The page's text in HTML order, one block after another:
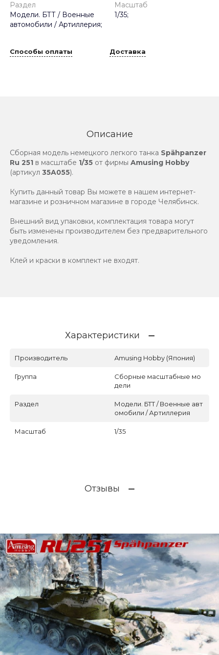
Раздел
Модели. БТТ / Военные
автомобили / Артиллерия;
Масштаб
1/35;
Способы оплаты Доставка
Описание
Сборная модель немецкого легкого танка Spähpanzer
Ru 251 в масштабе 1/35 от фирмы Amusing Hobby
(артикул 35A055).
Купить данный товар Вы можете в нашем интернет-
магазине и розничном магазине в городе Челябинск.
Внешний вид упаковки, комплектация товара могут
быть изменены производителем без предварительного
уведомления.
Клей и краски в комплект не входят.
Характеристики
Производитель Amusing Hobby (Япония)
Группа
Сборные масштабные мо
дели
Раздел
Модели. БТТ / Военные авт
омобили / Артиллерия
Масштаб 1/35
Отзывы